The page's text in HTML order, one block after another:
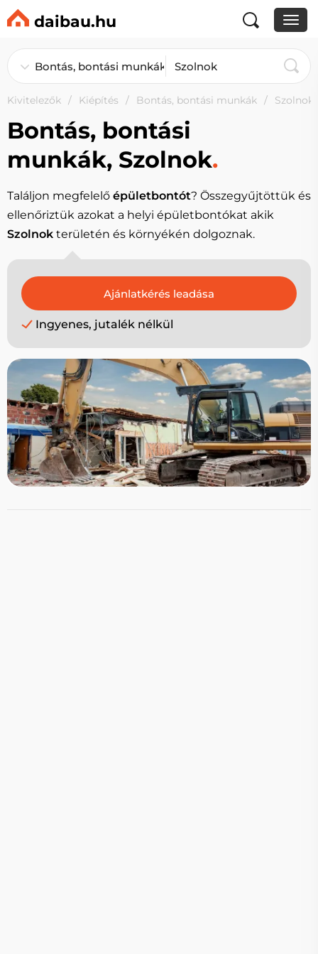
daibau.hu
Kivitelezők Kiépítés Bontás, bontási munkák Szolnok
Bontás, bontási
munkák, Szolnok.
Találjon megfelelő épületbontót? Összegyűjtöttük és
ellenőriztük azokat a helyi épületbontókat akik
Szolnok területén és környékén dolgoznak.
Ingyenes, jutalék nélkül